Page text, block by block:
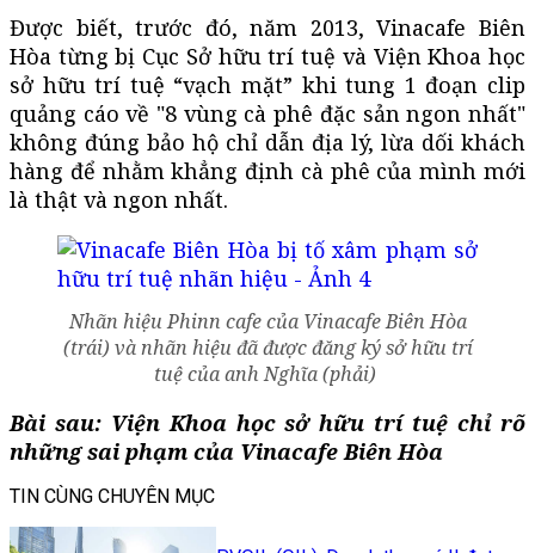
Được biết, trước đó, năm 2013, Vinacafe Biên
Hòa từng bị Cục Sở hữu trí tuệ và Viện Khoa học
sở hữu trí tuệ “vạch mặt” khi tung 1 đoạn clip
quảng cáo về "8 vùng cà phê đặc sản ngon nhất"
không đúng bảo hộ chỉ dẫn địa lý, lừa dối khách
hàng để nhằm khẳng định cà phê của mình mới
là thật và ngon nhất.
Nhãn hiệu Phinn cafe của Vinacafe Biên Hòa
(trái) và nhãn hiệu đã được đăng ký sở hữu trí
tuệ của anh Nghĩa (phải)
Bài sau: Viện Khoa học sở hữu trí tuệ chỉ rõ
những sai phạm của Vinacafe Biên Hòa
TIN CÙNG CHUYÊN MỤC